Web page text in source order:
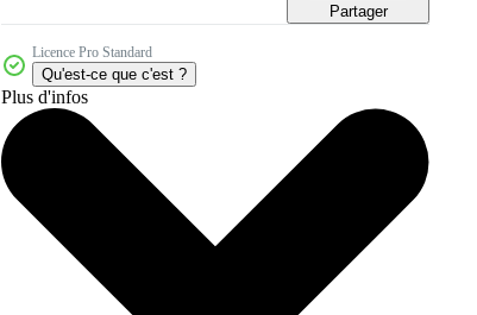
Partager
Licence Pro Standard
Qu'est-ce que c'est ?
Plus d'infos